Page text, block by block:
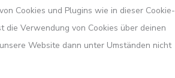
Cookies und Plugins wie in dieser Cookie-
die Verwendung von Cookies über deinen
Website dann unter Umständen nicht